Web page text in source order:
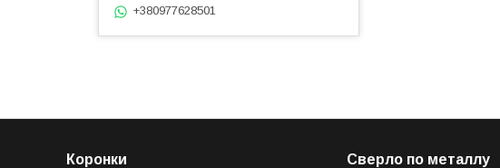
+380977628501
Коронки Сверло по металлу